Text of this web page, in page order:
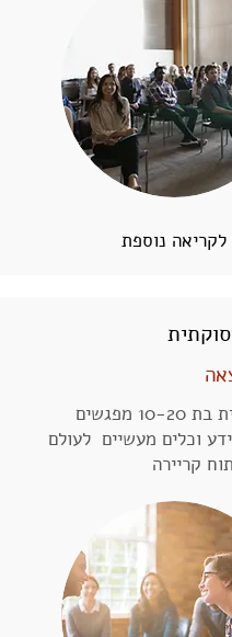
לקריאה נוספת
סדנא תהליכית בת 10-20 מפגשים
וכלים מעשיים לעולם
קריירה